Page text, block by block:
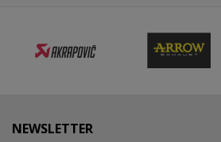
NEWSLETTER